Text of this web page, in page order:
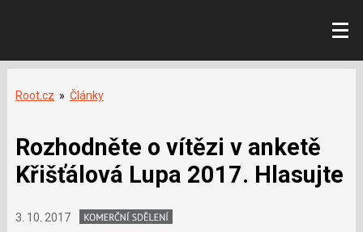
Root.cz » Články
Rozhodněte o vítězi v anketě
Křišťálová Lupa 2017. Hlasujte
3. 10. 2017